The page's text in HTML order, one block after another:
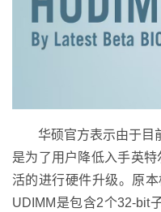
华硕官方表示由于目
是为了用户降低入手英
活的进行硬件升级。原
UDIMM是包含2个32-bit